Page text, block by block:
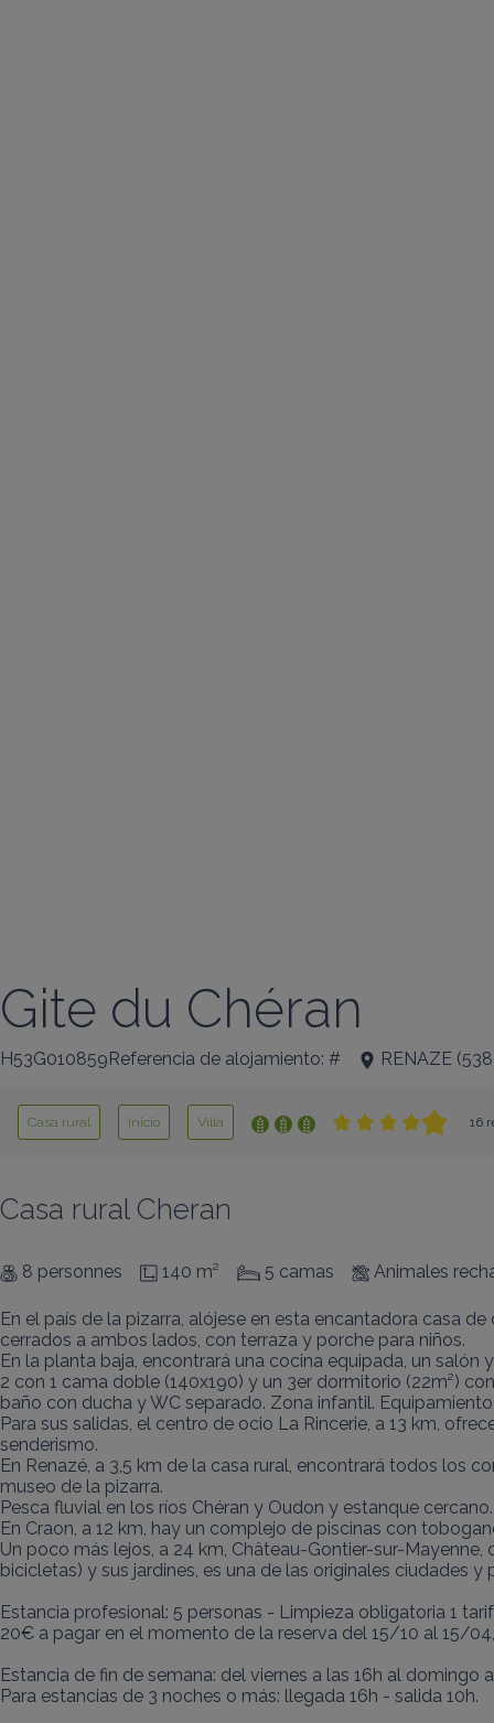
Gite du Chéran
H53G010859Referencia de alojamiento: # RENAZE (
Casa rural Inicio Villa 16
Casa rural Cheran
8 personnes 140 m² 5 camas Animales
En el país de la pizarra, alójese en esta encantadora casa
cerrados a ambos lados, con terraza y porche para niños.
En la planta baja, encontrará una cocina equipada, un
2 con 1 cama doble (140x190) y un 3er dormitorio (22m²)
baño con ducha y WC separado. Zona infantil.
Para sus salidas, el centro de ocio La Rincerie, a 13 km,
senderismo.
En Renazé, a 3,5 km de la casa rural, encontrará todos los
museo de la pizarra.
Pesca fluvial en los ríos Chéran y Oudon y estanque cercano.
En Craon, a 12 km, hay un complejo de piscinas con
Un poco más lejos, a 24 km, Château-Gontier-sur-
bicicletas) y sus jardines, es una de las originales ciudades y
Estancia profesional: 5 personas - Limpieza obligatoria 1
20€ a pagar en el momento de la reserva del 15/10 al 15/
Estancia de fin de semana: del viernes a las 16h al domingo
Para estancias de 3 noches o más: llegada 16h - salida 10h.